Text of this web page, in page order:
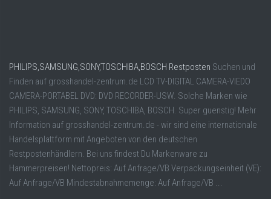
PHILIPS,SAMSUNG,SONY,TOSCHIBA,BOSCH Restposten Suchen und
Finden auf grosshandel-zentrum.de LCD TV-DIGITAL CAMERA-VIEDO
CAMERA-PORTABEL DVD: DVD RECORDER-USW. Solche Marken wie
PHILIPS, SAMSUNG, SONY, TOSCHIBA, BOSCH. Super guenstig! Mehr
Information auf grosshandel-zentrum.de - wir sind eine internationale
Handelsplattform mit Angeboten von den deutschen
Restpostenhändlern. Bei uns findest Du Markenware zu
Hammerpreisen! Nettopreis: Auf Anfrage/VB Verpackungseinheit (VE):
Auf Anfrage/VB Mindestabnahmemenge: Auf Anfrage/VB ...